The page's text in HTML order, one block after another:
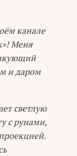
канале
Меня
и даром
светлую
с рунами,